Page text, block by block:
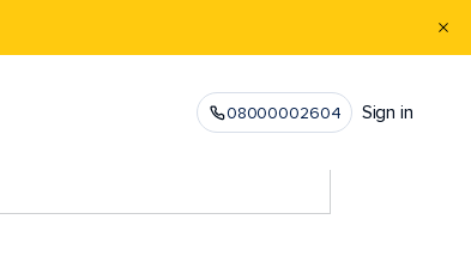
08000002604 Sign in